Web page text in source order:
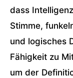
dass
Stimme,
und logisches
Fähigkeit zu
um der